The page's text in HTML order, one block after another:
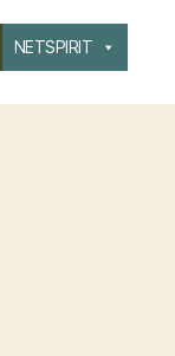
NETSPIRIT